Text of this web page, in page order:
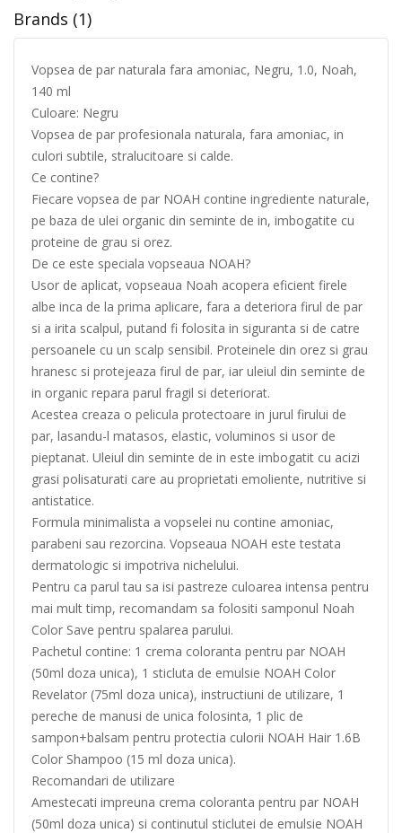
Brands (1)
Vopsea de par naturala fara amoniac, Negru, 1.0, Noah,
140 ml
Culoare: Negru
Vopsea de par profesionala naturala, fara amoniac, in
culori subtile, stralucitoare si calde.
Ce contine?
Fiecare vopsea de par NOAH contine ingrediente naturale,
pe baza de ulei organic din seminte de in, imbogatite cu
proteine de grau si orez.
De ce este speciala vopseaua NOAH?
Usor de aplicat, vopseaua Noah acopera eficient firele
albe inca de la prima aplicare, fara a deteriora firul de par
si a irita scalpul, putand fi folosita in siguranta si de catre
persoanele cu un scalp sensibil. Proteinele din orez si grau
hranesc si protejeaza firul de par, iar uleiul din seminte de
in organic repara parul fragil si deteriorat.
Acestea creaza o pelicula protectoare in jurul firului de
par, lasandu-l matasos, elastic, voluminos si usor de
pieptanat. Uleiul din seminte de in este imbogatit cu acizi
grasi polisaturati care au proprietati emoliente, nutritive si
antistatice.
Formula minimalista a vopselei nu contine amoniac,
parabeni sau rezorcina. Vopseaua NOAH este testata
dermatologic si impotriva nichelului.
Pentru ca parul tau sa isi pastreze culoarea intensa pentru
mai mult timp, recomandam sa folositi samponul Noah
Color Save pentru spalarea parului.
Pachetul contine: 1 crema coloranta pentru par NOAH
(50ml doza unica), 1 sticluta de emulsie NOAH Color
Revelator (75ml doza unica), instructiuni de utilizare, 1
pereche de manusi de unica folosinta, 1 plic de
sampon+balsam pentru protectia culorii NOAH Hair 1.6B
Color Shampoo (15 ml doza unica).
Recomandari de utilizare
Amestecati impreuna crema coloranta pentru par NOAH
(50ml doza unica) si continutul sticlutei de emulsie NOAH